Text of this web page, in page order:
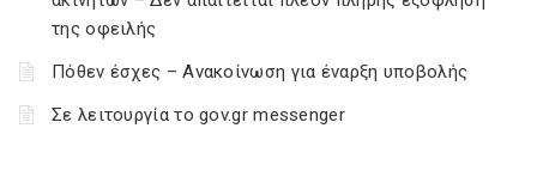
της οφειλής
Πόθεν έσχες – Ανακοίνωση για έναρξη υποβολής
Σε λειτουργία το gov.gr messenger